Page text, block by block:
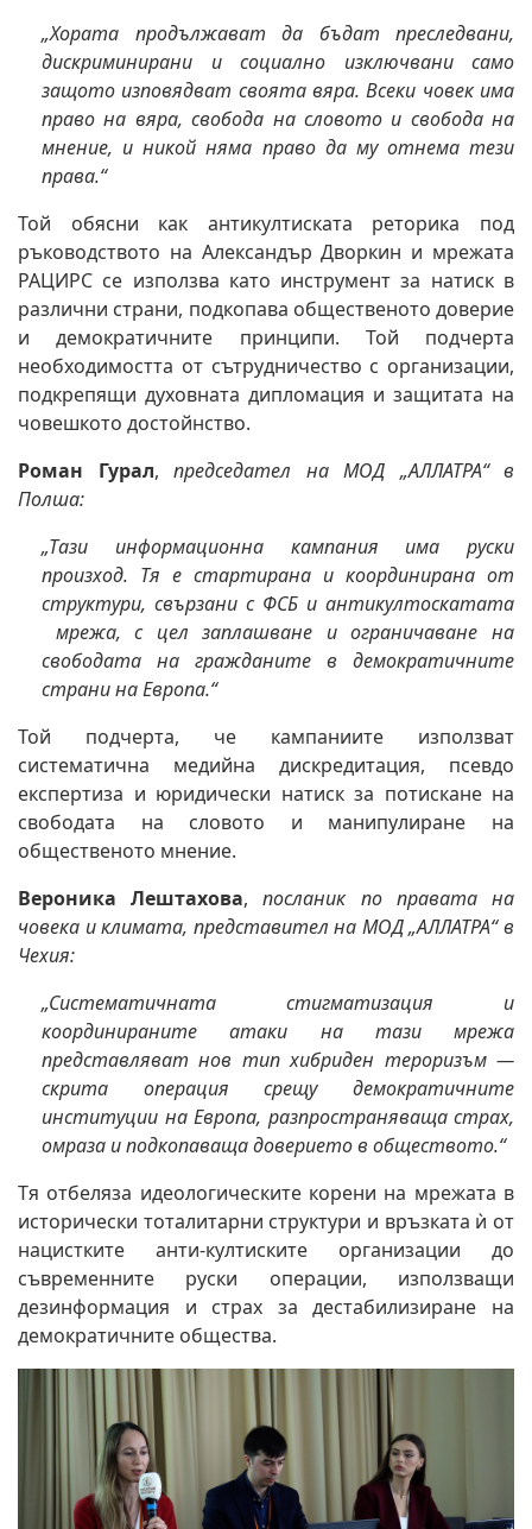
„Хората продължават да бъдат преследвани,
дискриминирани и социално изключвани само
защото изповядват своята вяра. Всеки човек има
право на вяра, свобода на словото и свобода на
мнение, и никой няма право да му отнема тези
права.“
Той обясни как антикултиската реторика под
ръководството на Александър Дворкин и мрежата
РАЦИРС се използва като инструмент за натиск в
различни страни, подкопава общественото доверие
и демократичните принципи. Той подчерта
необходимостта от сътрудничество с организации,
подкрепящи духовната дипломация и защитата на
човешкото достойнство.
Роман Гурал, председател на МОД „АЛЛАТРА“ в
Полша:
„Тази информационна кампания има руски
произход. Тя е стартирана и координирана от
структури, свързани с ФСБ и антикултоскатата
мрежа, с цел заплашване и ограничаване на
свободата на гражданите в демократичните
страни на Европа.“
Той подчерта, че кампаниите използват
систематична медийна дискредитация, псевдо
експертиза и юридически натиск за потискане на
свободата на словото и манипулиране на
общественото мнение.
Вероника Лештахова,посланик по правата на
човека и климата, представител на МОД „АЛЛАТРА“ в
Чехия:
„Систематичната стигматизация и
координираните атаки на тази мрежа
представляват нов тип хибриден тероризъм —
скрита операция срещу демократичните
институции на Европа, разпространяваща страх,
омраза и подкопаваща доверието в обществото.“
Тя отбеляза идеологическите корени на мрежата в
исторически тоталитарни структури и връзката ѝ от
нацистките анти-култиските организации до
съвременните руски операции, използващи
дезинформация и страх за дестабилизиране на
демократичните общества.